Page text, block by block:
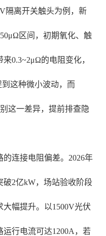
隔离开关触头为例，新
区间，初期氧化、触
0.3~2μΩ的电阻变化，
这种微小波动，而
这一差异，提前排查隐
连接电阻偏差。2026年
破2亿kW，场站验收阶段
幅提升。以1500V光伏
行电流可达1200A，若